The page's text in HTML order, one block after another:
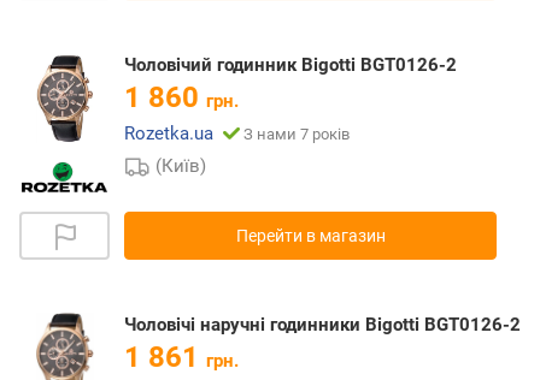
Чоловічий годинник Bigotti BGT0126-2
1 860 грн.
Rozetka.ua
З нами 7 років
(Київ)
Перейти в магазин
Чоловічі наручні годинники Bigotti BGT0126-2
1 861 грн.